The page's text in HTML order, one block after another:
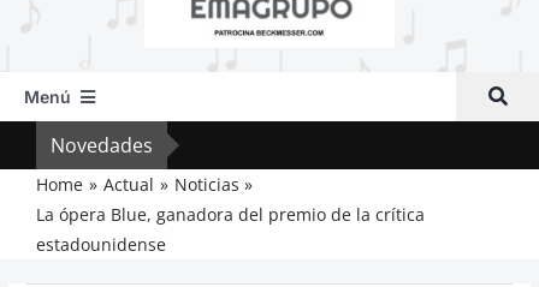
Menú
Inicio
Actual
Artículos
Novedades
Home Actual
Noticias
La ópera Blue, ganadora del premio de la crítica
estadounidense